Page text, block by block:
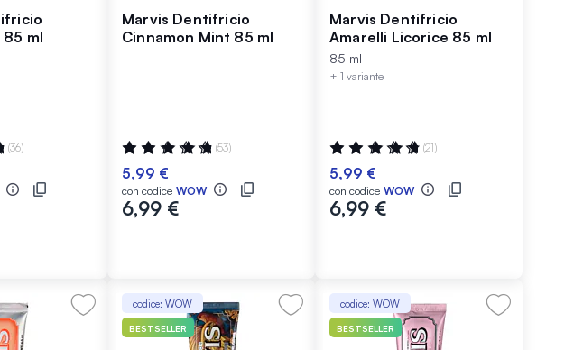
ml
(36)
Marvis Dentifricio
Cinnamon Mint 85 ml
Valutazione:
99%
(53)
5,99 €
con codice WOW
6,99 €
Marvis Dentifricio
Amarelli Licorice 85 ml
85 ml
+ 1 variante
Valutazione:
98%
(21)
5,99 €
con codice WOW
6,99 €
codice: WOW
BESTSELLER
codice: WOW
BESTSELLER